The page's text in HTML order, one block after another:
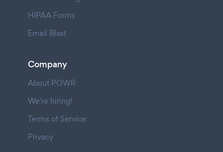
HIPAA Forms
Email Blast
Company
About POWR
We're hiring!
Terms of Service
Privacy